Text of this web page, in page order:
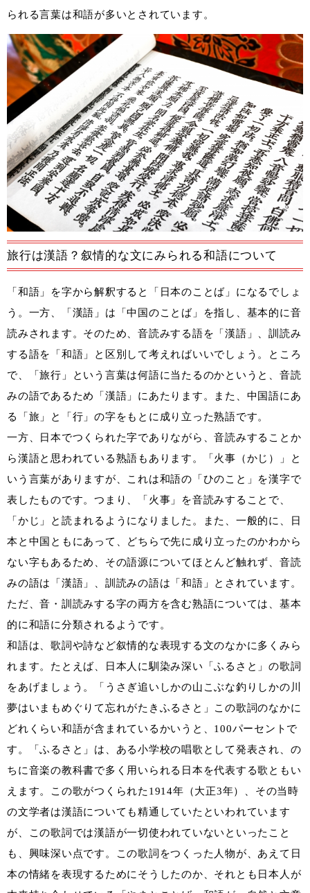
られる言葉は和語が多いとされています。
旅行は漢語？叙情的な文にみられる和語について
「和語」を字から解釈すると「日本のことば」になるでしょ
う。一方、「漢語」は「中国のことば」を指し、基本的に音
読みされます。そのため、音読みする語を「漢語」、訓読み
する語を「和語」と区別して考えればいいでしょう。ところ
で、「旅行」という言葉は何語に当たるのかというと、音読
みの語であるため「漢語」にあたります。また、中国語にあ
る「旅」と「行」の字をもとに成り立った熟語です。
一方、日本でつくられた字でありながら、音読みすることか
ら漢語と思われている熟語もあります。「火事（かじ）」と
いう言葉がありますが、これは和語の「ひのこと」を漢字で
表したものです。つまり、「火事」を音読みすることで、
「かじ」と読まれるようになりました。また、一般的に、日
本と中国ともにあって、どちらで先に成り立ったのかわから
ない字もあるため、その語源についてほとんど触れず、音読
みの語は「漢語」、訓読みの語は「和語」とされています。
ただ、音・訓読みする字の両方を含む熟語については、基本
的に和語に分類されるようです。
和語は、歌詞や詩など叙情的な表現する文のなかに多くみら
れます。たとえば、日本人に馴染み深い「ふるさと」の歌詞
をあげましょう。「うさぎ追いしかの山こぶな釣りしかの川
夢はいまもめぐりて忘れがたきふるさと」この歌詞のなかに
どれくらい和語が含まれているかいうと、100パーセントで
す。「ふるさと」は、ある小学校の唱歌として発表され、の
ちに音楽の教科書で多く用いられる日本を代表する歌ともい
えます。この歌がつくられた1914年（大正3年）、その当時
の文学者は漢語についても精通していたといわれています
が、この歌詞では漢語が一切使われていないといったこと
も、興味深い点です。この歌詞をつくった人物が、あえて日
本の情緒を表現するためにそうしたのか、それとも日本人が